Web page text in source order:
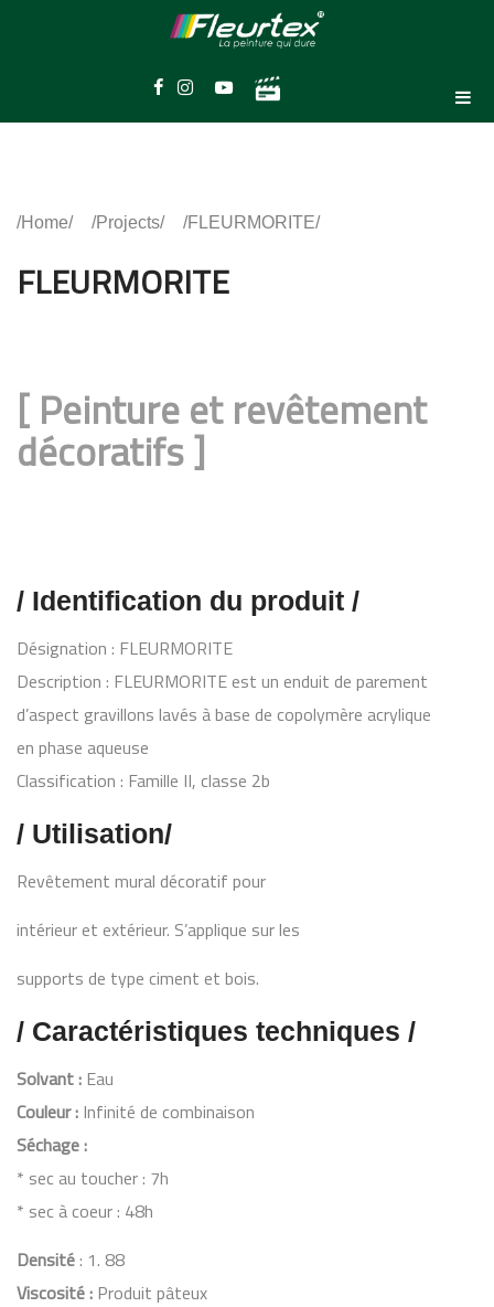
Home Projects FLEURMORITE
FLEURMORITE
[ Peinture et revêtement
décoratifs]
/ Identification du produit /
Désignation : FLEURMORITE
Description : FLEURMORITE est un enduit de parement
d’aspect gravillons lavés à base de copolymère acrylique
en phase aqueuse
Classification : Famille II, classe 2b
/ Utilisation/
Revêtement mural décoratif pour
intérieur et extérieur. S’applique sur les
supports de type ciment et bois.
/ Caractéristiques techniques /
Solvant : Eau
Couleur : Infinité de combinaison
Séchage :
* sec au toucher : 7h
* sec à coeur : 48h
Densité: 1. 88
Viscosité : Produit pâteux